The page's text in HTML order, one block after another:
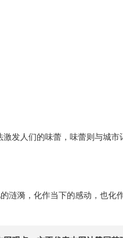
发人们的味蕾，味蕾则与城市
涟漪，化作当下的感动，也化